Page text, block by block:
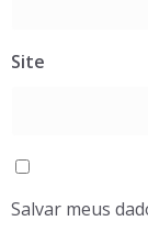
Site
Salvar meus